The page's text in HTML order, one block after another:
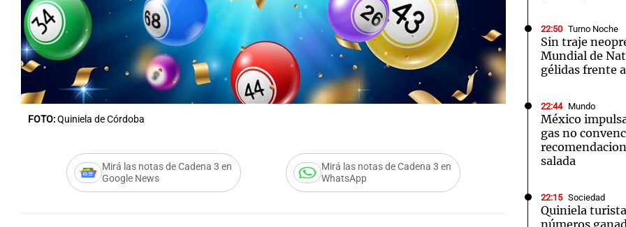
FOTO:Quiniela de Córdoba
Mirá las notas de Cadena 3 en
Google News
Mirá las notas de Cadena 3 en
WhatsApp
22:50 Turno Noche
Sin traje
Mundial de
gélidas frente
22:44 Mundo
México
gas no
salada
22:15 Sociedad
Quiniela
números